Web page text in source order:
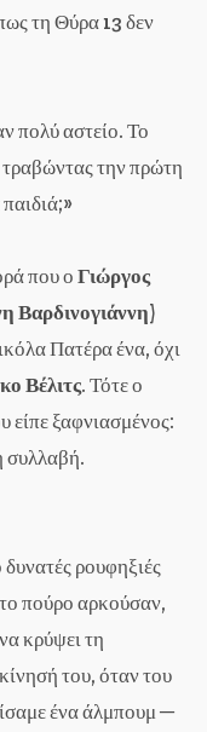
τη Θύρα 13 δεν
πολύ αστείο. Το
την πρώτη
που οΓιώργος
Βαρδινογιάννη)
Πατέρα ένα, όχι
Βέλιτς. Τότε ο
είπε ξαφνιασμένος:
συλλαβή.
ρουφηξιές
πούρο αρκούσαν,
κρύψει τη
του, όταν του
ένα άλμπουμ ─